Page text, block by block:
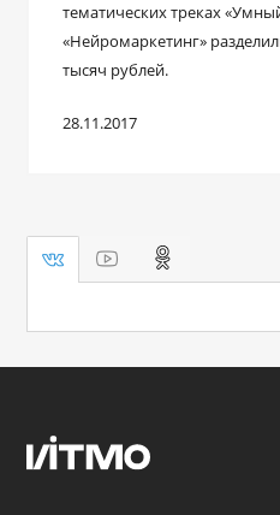
тематических треках
«Нейромаркетинг»
тысяч рублей.
28.11.2017